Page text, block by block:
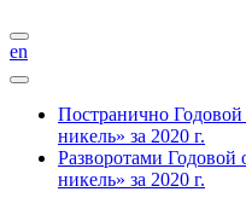
en
Постранично
никель» за 2020 г.
Разворотами Годовой
никель» за 2020 г.